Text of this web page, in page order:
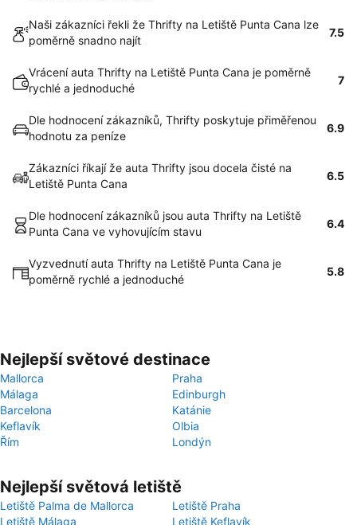
Naši zákazníci řekli že Thrifty na Letiště Punta Cana lze
poměrně snadno najít
7.5
Vrácení auta Thrifty na Letiště Punta Cana je poměrně
rychlé a jednoduché
7
Dle hodnocení zákazníků, Thrifty poskytuje přiměřenou
hodnotu za peníze
6.9
Zákazníci říkají že auta Thrifty jsou docela čisté na
Letiště Punta Cana
6.5
Dle hodnocení zákazníků jsou auta Thrifty na Letiště
Punta Cana ve vyhovujícím stavu
6.4
Vyzvednutí auta Thrifty na Letiště Punta Cana je
poměrně rychlé a jednoduché
5.8
Nejlepší světové destinace
Mallorca
Praha
Málaga
Edinburgh
Barcelona
Katánie
Keflavík
Olbia
Řím
Londýn
Nejlepší světová letiště
Letiště Palma de Mallorca
Letiště Praha
Letiště Málaga
Letiště Keflavík